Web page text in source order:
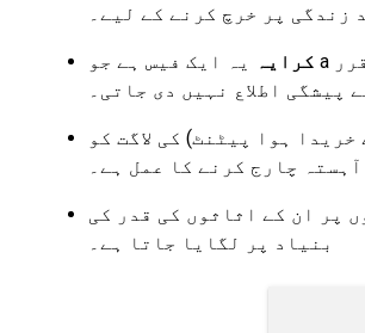
زندگی پر خرچ کرنے کے لیے۔
کرایہ
اطلاع نہیں دی جاتی۔
ہوا پیٹنٹ) کی لاگت کو
چارج کرنے کا عمل ہے۔
پر ان کے اثاثوں کی قدر کی
بنیاد پر لگایا جاتا ہے۔